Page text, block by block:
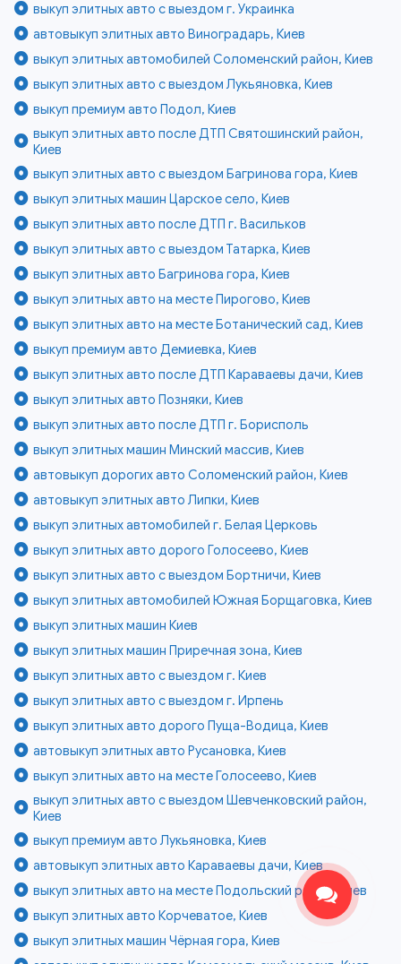
выкуп элитных авто с выездом г. Украинка
автовыкуп элитных авто Виноградарь, Киев
выкуп элитных автомобилей Соломенский район, Киев
выкуп элитных авто с выездом Лукьяновка, Киев
выкуп премиум авто Подол, Киев
выкуп элитных авто после ДТП Святошинский район,
Киев
выкуп элитных авто с выездом Багринова гора, Киев
выкуп элитных машин Царское село, Киев
выкуп элитных авто после ДТП г. Васильков
выкуп элитных авто с выездом Татарка, Киев
выкуп элитных авто Багринова гора, Киев
выкуп элитных авто на месте Пирогово, Киев
выкуп элитных авто на месте Ботанический сад, Киев
выкуп премиум авто Демиевка, Киев
выкуп элитных авто после ДТП Караваевы дачи, Киев
выкуп элитных авто Позняки, Киев
выкуп элитных авто после ДТП г. Борисполь
выкуп элитных машин Минский массив, Киев
автовыкуп дорогих авто Соломенский район, Киев
автовыкуп элитных авто Липки, Киев
выкуп элитных автомобилей г. Белая Церковь
выкуп элитных авто дорого Голосеево, Киев
выкуп элитных авто с выездом Бортничи, Киев
выкуп элитных автомобилей Южная Борщаговка, Киев
выкуп элитных машин Киев
выкуп элитных машин Приречная зона, Киев
выкуп элитных авто с выездом г. Киев
выкуп элитных авто с выездом г. Ирпень
выкуп элитных авто дорого Пуща-Водица, Киев
автовыкуп элитных авто Русановка, Киев
выкуп элитных авто на месте Голосеево, Киев
выкуп элитных авто с выездом Шевченковский район,
Киев
выкуп премиум авто Лукьяновка, Киев
автовыкуп элитных авто Караваевы дачи, Киев
выкуп элитных авто на месте Подольский район, Киев
выкуп элитных авто Корчеватое, Киев
выкуп элитных машин Чёрная гора, Киев